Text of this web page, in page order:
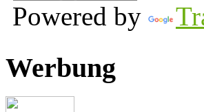
Powered by
Werbung